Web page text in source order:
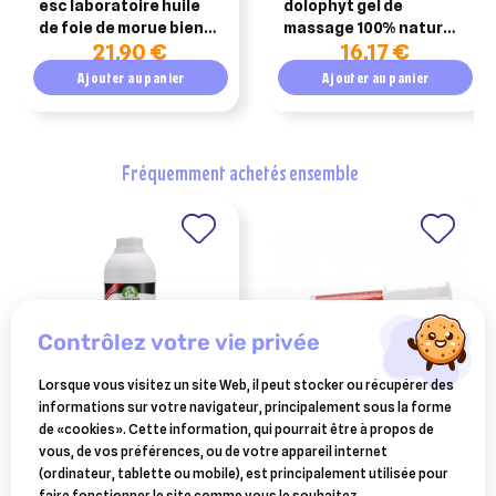
esc laboratoire huile
de foie de morue bien-
être et appétit 1l
21,90 €
Ajouter au panier
dolophyt gel de
massage 100% naturel
membres du cheval 250
16,17 €
Ajouter au panier
fréquemment achetés ensemble
AUDEVARD
redplex plus performance
du cheval audevard 1 litre
23,32 €
AUDEVARD
redplex booster
performance du cheval
pate seringue 60 g
12,01 €
contrôlez votre vie privée
Lorsque vous visitez un site Web, il peut stocker ou récupérer des
informations sur votre navigateur, principalement sous la forme
de «cookies». Cette information, qui pourrait être à propos de
vous, de vos préférences, ou de votre appareil internet
(ordinateur, tablette ou mobile), est principalement utilisée pour